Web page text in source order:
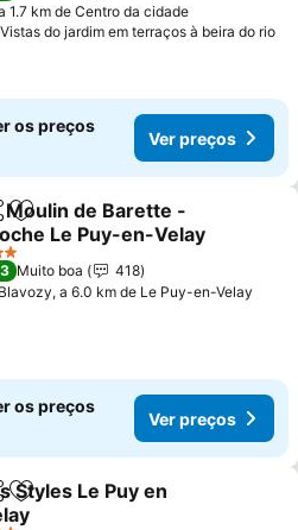
1.7 km de Centro da cidade
Vistas do jardim em terraços à beira do rio
os preços
Ver preços
Adicionar aos favoritos
Moulin de Barette -
Le Puy-en-Velay
Muito boa
418
Blavozy, a 6.0 km de Le Puy-en-Velay
os preços
Ver preços
Adicionar aos favoritos
Styles Le Puy en